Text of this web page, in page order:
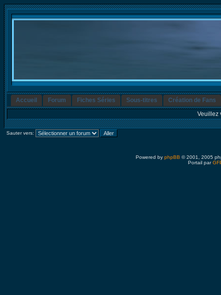
Accueil Forum Fiches Séries Sous-titres
Création de Fans
Veuillez
Sauter vers:
Powered by phpBB © 2001, 2005
Portail par